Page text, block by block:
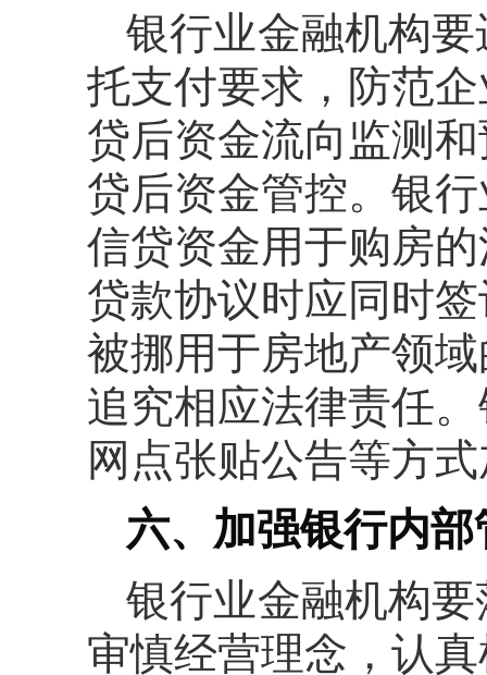
银行业金融机构
托支付要求，防范
贷后资金流向监测
贷后资金管控。银
信贷资金用于购房
贷款协议时应同时
被挪用于房地产领
追究相应法律责任
网点张贴公告等方
六、加强银行内部
银行业金融机构
审慎经营理念，认